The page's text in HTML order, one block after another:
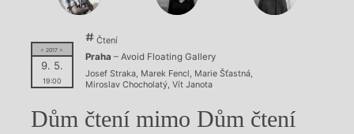
Recenze a reflexe
Rozhovory
Divadlo
Dokument
Výroční ceny
= 2017 =
9. 5.
19:00
Čtení
Praha – Avoid Floating Gallery
Josef Straka, Marek Fencl , Marie Šťastná,
Miroslav Chocholatý, Vít Janota
Dům čtení mimo Dům čtení